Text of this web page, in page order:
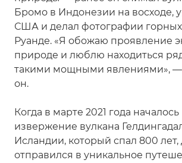
Бромо в Индонезии на восходе,
США и делал фотографии
Руанде. «Я обожаю проявление
природе и люблю находиться
такими мощными явлениями», —
он.
Когда в марте 2021 года началось
извержение вулкана
Исландии, который спал 800 лет,
отправился в уникальное